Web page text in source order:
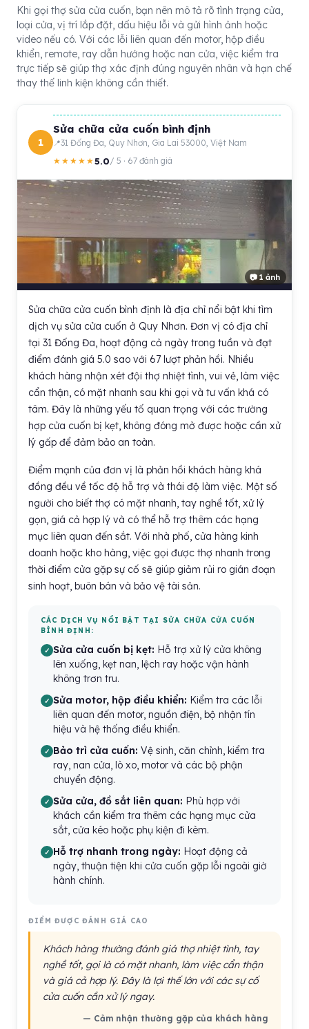
Khi gọi thợ sửa cửa cuốn, bạn nên mô tả rõ tình trạng cửa,
loại cửa, vị trí lắp đặt, dấu hiệu lỗi và gửi hình ảnh hoặc
video nếu có. Với các lỗi liên quan đến motor, hộp điều
khiển, remote, ray dẫn hướng hoặc nan cửa, việc kiểm tra
trực tiếp sẽ giúp thợ xác định đúng nguyên nhân và hạn chế
thay thế linh kiện không cần thiết.
1
Sửa chữa cửa cuốn bình định
31 Đống Đa, Quy Nhơn, Gia Lai 53000, Việt Nam
★★★★★5.0/ 5 · 67 đánh giá
📷 1 ảnh
Sửa chữa cửa cuốn bình định là địa chỉ nổi bật khi tìm
dịch vụ sửa cửa cuốn ở Quy Nhơn. Đơn vị có địa chỉ
tại 31 Đống Đa, hoạt động cả ngày trong tuần và đạt
điểm đánh giá 5.0 sao với 67 lượt phản hồi. Nhiều
khách hàng nhận xét đội thợ nhiệt tình, vui vẻ, làm việc
cẩn thận, có mặt nhanh sau khi gọi và tư vấn khá có
tâm. Đây là những yếu tố quan trọng với các trường
hợp cửa cuốn bị kẹt, không đóng mở được hoặc cần xử
lý gấp để đảm bảo an toàn.
Điểm mạnh của đơn vị là phản hồi khách hàng khá
đồng đều về tốc độ hỗ trợ và thái độ làm việc. Một số
người cho biết thợ có mặt nhanh, tay nghề tốt, xử lý
gọn, giá cả hợp lý và có thể hỗ trợ thêm các hạng
mục liên quan đến sắt. Với nhà phố, cửa hàng kinh
doanh hoặc kho hàng, việc gọi được thợ nhanh trong
thời điểm cửa gặp sự cố sẽ giúp giảm rủi ro gián đoạn
sinh hoạt, buôn bán và bảo vệ tài sản.
CÁC DỊCH VỤ NỔI BẬT TẠI SỬA CHỮA CỬA CUỐN
BÌNH ĐỊNH:
Sửa cửa cuốn bị kẹt: Hỗ trợ xử lý cửa không
lên xuống, kẹt nan, lệch ray hoặc vận hành
không trơn tru.
Sửa motor, hộp điều khiển: Kiểm tra các lỗi
liên quan đến motor, nguồn điện, bộ nhận tín
hiệu và hệ thống điều khiển.
Bảo trì cửa cuốn: Vệ sinh, căn chỉnh, kiểm tra
ray, nan cửa, lò xo, motor và các bộ phận
chuyển động.
Sửa cửa, đồ sắt liên quan: Phù hợp với
khách cần kiểm tra thêm các hạng mục cửa
sắt, cửa kéo hoặc phụ kiện đi kèm.
Hỗ trợ nhanh trong ngày: Hoạt động cả
ngày, thuận tiện khi cửa cuốn gặp lỗi ngoài giờ
hành chính.
ĐIỂM ĐƯỢC ĐÁNH GIÁ CAO
Khách hàng thường đánh giá thợ nhiệt tình, tay
nghề tốt, gọi là có mặt nhanh, làm việc cẩn thận
và giá cả hợp lý. Đây là lợi thế lớn với các sự cố
cửa cuốn cần xử lý ngay.
— Cảm nhận thường gặp của khách hàng